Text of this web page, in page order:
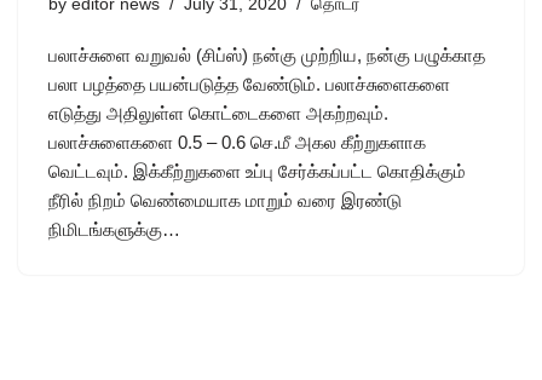
by editor news July 31, 2020 தொடர்
பலாச்சுளை வறுவல் (சிப்ஸ்) நன்கு முற்றிய, நன்கு பழுக்காத
பலா பழத்தை பயன்படுத்த வேண்டும். பலாச்சுளைகளை
எடுத்து அதிலுள்ள கொட்டைகளை அகற்றவும்.
பலாச்சுளைகளை 0.5 – 0.6 செ.மீ அகல கீற்றுகளாக
வெட்டவும். இக்கீற்றுகளை உப்பு சேர்க்கப்பட்ட கொதிக்கும்
நீரில் நிறம் வெண்மையாக மாறும் வரை இரண்டு
நிமிடங்களுக்கு…